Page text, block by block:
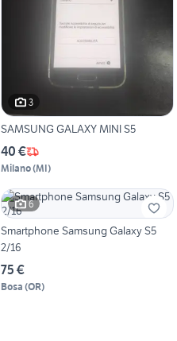
3
SAMSUNG GALAXY MINI S5
40 €
Milano(MI)
6
Smartphone Samsung Galaxy S5
2/16
75 €
Bosa (OR)